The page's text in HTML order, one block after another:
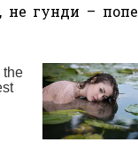
гунди –